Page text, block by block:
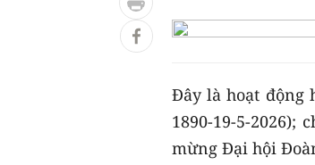
Đây là hoạt động
1890-19-5-
mừng Đại hội